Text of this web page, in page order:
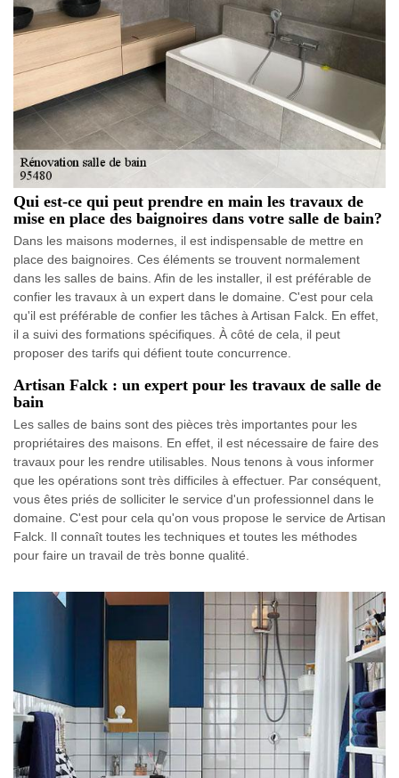
Qui est-ce qui peut prendre en main les travaux de
mise en place des baignoires dans votre salle de bain?
Dans les maisons modernes, il est indispensable de mettre en
place des baignoires. Ces éléments se trouvent normalement
dans les salles de bains. Afin de les installer, il est préférable de
confier les travaux à un expert dans le domaine. C'est pour cela
qu'il est préférable de confier les tâches à Artisan Falck. En effet,
il a suivi des formations spécifiques. À côté de cela, il peut
proposer des tarifs qui défient toute concurrence.
Artisan Falck : un expert pour les travaux de salle de
bain
Les salles de bains sont des pièces très importantes pour les
propriétaires des maisons. En effet, il est nécessaire de faire des
travaux pour les rendre utilisables. Nous tenons à vous informer
que les opérations sont très difficiles à effectuer. Par conséquent,
vous êtes priés de solliciter le service d'un professionnel dans le
domaine. C'est pour cela qu'on vous propose le service de Artisan
Falck. Il connaît toutes les techniques et toutes les méthodes
pour faire un travail de très bonne qualité.